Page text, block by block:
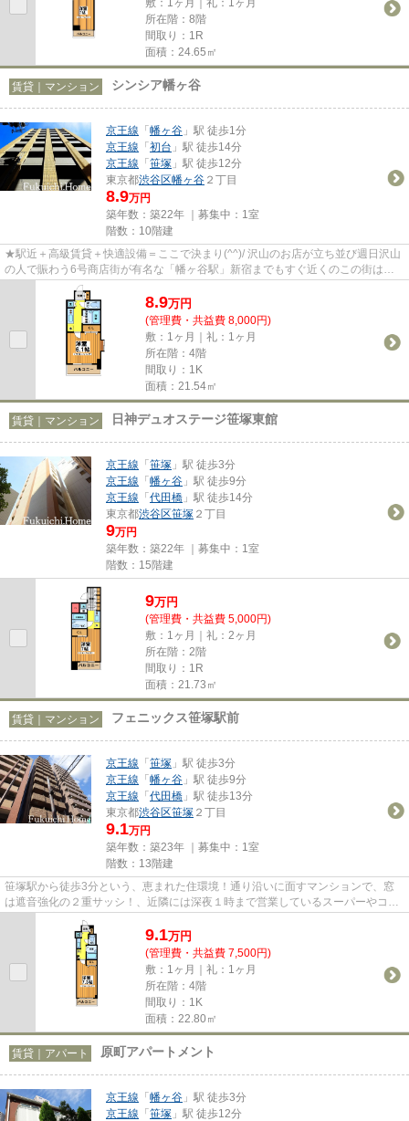
所在階：8階
間取り：1R
面積：24.65㎡
賃貸｜マンション シンシア幡ヶ谷
京王線 「幡ヶ谷 」駅 徒歩1分
京王線 「初台 」駅 徒歩14分
京王線 「笹塚 」駅 徒歩12分
東京都渋谷区幡ヶ谷 ２丁目
8.9万円
築年数：築22年 ｜募集中： 1室
階数：10階建
★駅近＋高級賃貸＋快適設備＝ここで決まり(^^)/ 沢山のお店が立ち並び週日沢山
の人で賑わう6号商店街が有名な「幡ヶ谷駅」新宿までもすぐ近くのこの街は大
変人気があります★夢の高級賃...
8.9万円
(管理費・共益費 8,000円)
敷：1ヶ月｜礼：1ヶ月
所在階：4階
間取り：1K
面積：21.54㎡
賃貸｜マンション 日神デュオステージ笹塚東館
京王線 「笹塚 」駅 徒歩3分
京王線 「幡ヶ谷 」駅 徒歩9分
京王線 「代田橋 」駅 徒歩14分
東京都渋谷区笹塚 ２丁目
9万円
築年数：築22年 ｜募集中： 1室
階数：15階建
9万円
(管理費・共益費 5,000円)
敷：1ヶ月｜礼：2ヶ月
所在階：2階
間取り：1R
面積：21.73㎡
賃貸｜マンション フェニックス笹塚駅前
京王線 「笹塚 」駅 徒歩3分
京王線 「幡ヶ谷 」駅 徒歩9分
京王線 「代田橋 」駅 徒歩13分
東京都渋谷区笹塚 ２丁目
9.1万円
築年数：築23年 ｜募集中： 1室
階数：13階建
笹塚駅から徒歩3分という、恵まれた住環境！通り沿いに面すマンションで、窓
は遮音強化の２重サッシ！、近隣には深夜１時まで営業しているスーパーやコン
ビニ・商店街がございます。平...
9.1万円
(管理費・共益費 7,500円)
敷：1ヶ月｜礼：1ヶ月
所在階：4階
間取り：1K
面積：22.80㎡
賃貸｜アパート 原町アパートメント
京王線 「幡ヶ谷 」駅 徒歩3分
京王線 「笹塚 」駅 徒歩12分